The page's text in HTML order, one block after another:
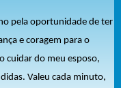
pela oportunidade de ter
e coragem para o
cuidar do meu esposo,
Valeu cada minuto,